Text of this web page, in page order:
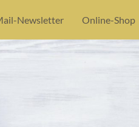
Newsletter Online-Shop